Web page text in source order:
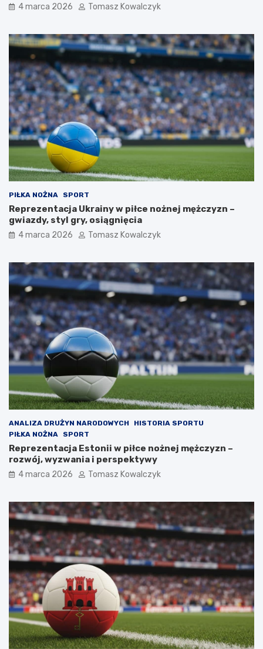
4 marca 2026 Tomasz Kowalczyk
PIŁKA NOŻNA SPORT
Reprezentacja Ukrainy w piłce nożnej mężczyzn –
gwiazdy, styl gry, osiągnięcia
4 marca 2026 Tomasz Kowalczyk
ANALIZA DRUŻYN NARODOWYCH
HISTORIA SPORTU
PIŁKA NOŻNA
SPORT
Reprezentacja Estonii w piłce nożnej mężczyzn –
rozwój, wyzwania i perspektywy
4 marca 2026 Tomasz Kowalczyk